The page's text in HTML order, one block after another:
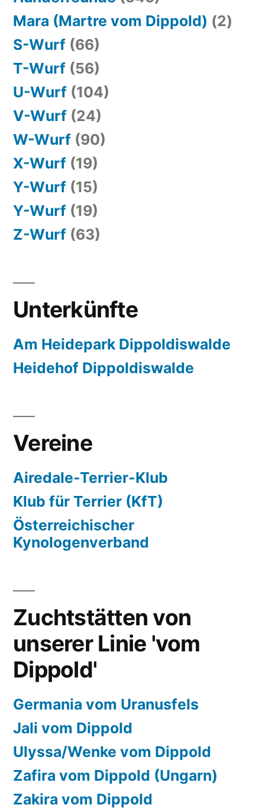
Mara (Martre vom Dippold) (2)
S-Wurf (66)
T-Wurf (56)
U-Wurf (104)
V-Wurf (24)
W-Wurf (90)
X-Wurf (19)
Y-Wurf (15)
Y-Wurf (19)
Z-Wurf (63)
Unterkünfte
Am Heidepark Dippoldiswalde
Heidehof Dippoldiswalde
Vereine
Airedale-Terrier-Klub
Klub für Terrier (KfT)
Österreichischer
Kynologenverband
Zuchtstätten von
unserer Linie 'vom
Dippold'
Germania vom Uranusfels
Jali vom Dippold
Ulyssa/Wenke vom Dippold
Zafira vom Dippold (Ungarn)
Zakira vom Dippold